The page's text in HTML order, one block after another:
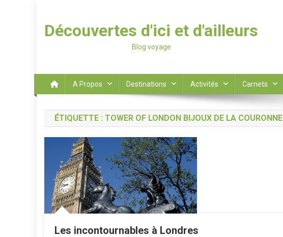
Découvertes d'ici et d'ailleurs
Blog voyage
A Propos Destinations Activités Carnets
ÉTIQUETTE : TOWER OF LONDON BIJOUX DE LA COURONNE
Les incontournables à Londres